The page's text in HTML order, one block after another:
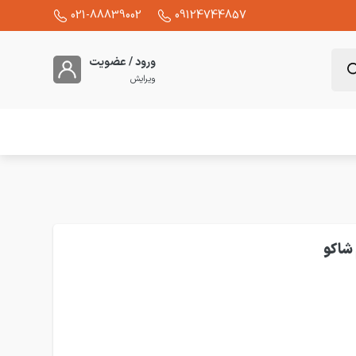
09124744857
021-88839002
ورود / عضویت
ویرایش
شاکو